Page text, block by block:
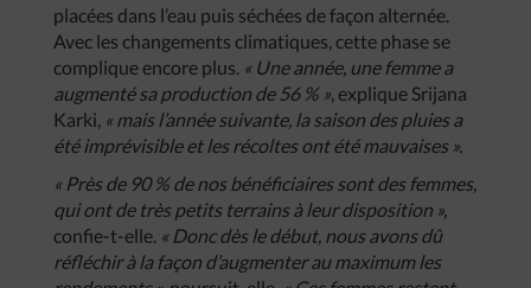
placées dans l’eau puis séchées de façon alternée.
Avec les changements climatiques, cette phase se
complique encore plus. « Une année, une femme a
augmenté sa production de 56 % » , explique Srijana
Karki, « mais l’année suivante, la saison des pluies a
été imprévisible et les récoltes ont été mauvaises ».
« Près de 90 % de nos bénéficiaires sont des femmes,
qui ont de très petits terrains à leur disposition »,
confie-t-elle. « Donc dès le début, nous avons dû
réfléchir à la façon d’augmenter au maximum les